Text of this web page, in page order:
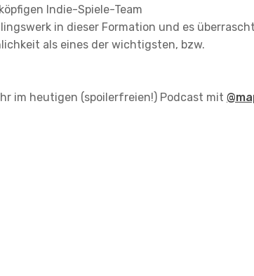
Indie-Spiele-Team
in dieser Formation und es
als eines der wichtigsten, bzw.
im heutigen (spoilerfreien!) Podcast mit